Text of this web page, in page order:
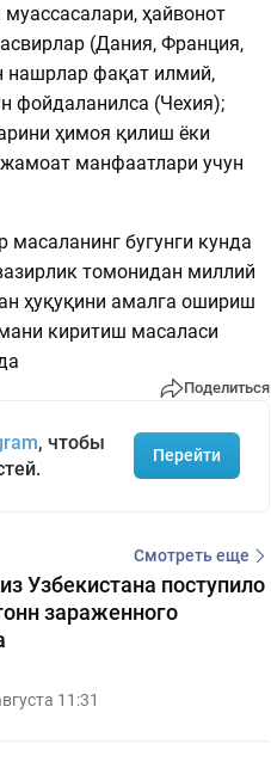
ҳайвонот
(Дания, Франция,
нашрлар фақат илмий,
фойдаланилса (Чехия);
ҳимоя қилиш ёки
манфаатлари учун
масаланинг бугунги кунда
томонидан миллий
ҳуқуқини амалга ошириш
киритиш масаласи
Поделиться
, чтобы
Перейти
Смотреть еще
Узбекистана поступило
зараженного
11:31